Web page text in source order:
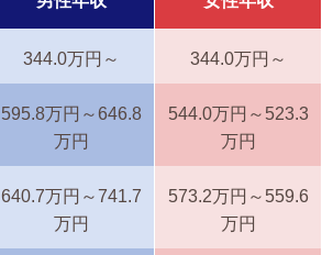
344.0万円～ 344.0万円～
595.8万円～646.8
万円
544.0万円～523.3
万円
640.7万円～741.7
万円
573.2万円～559.6
万円